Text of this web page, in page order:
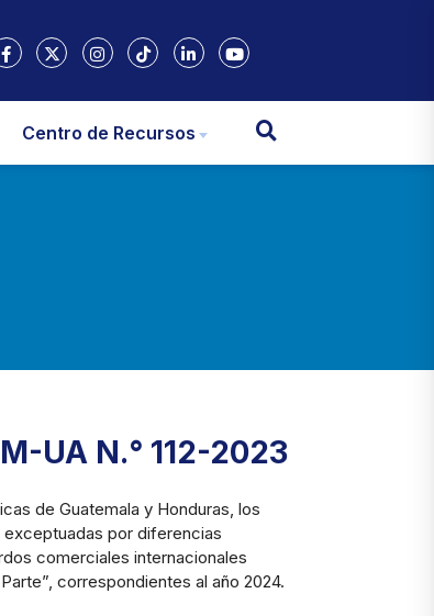
Centro de Recursos
UA N.° 112-2023
de Guatemala y Honduras, los
por diferencias
comerciales internacionales
correspondientes al año 2024.